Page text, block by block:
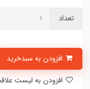
تعداد